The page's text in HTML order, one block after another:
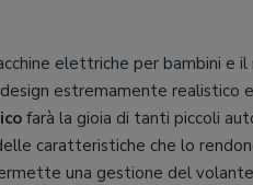
elettriche per bambini e
estremamente realistico
farà la gioia di tanti piccoli
caratteristiche che lo
una gestione del